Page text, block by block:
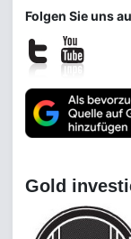
Folgen Sie uns
Gold